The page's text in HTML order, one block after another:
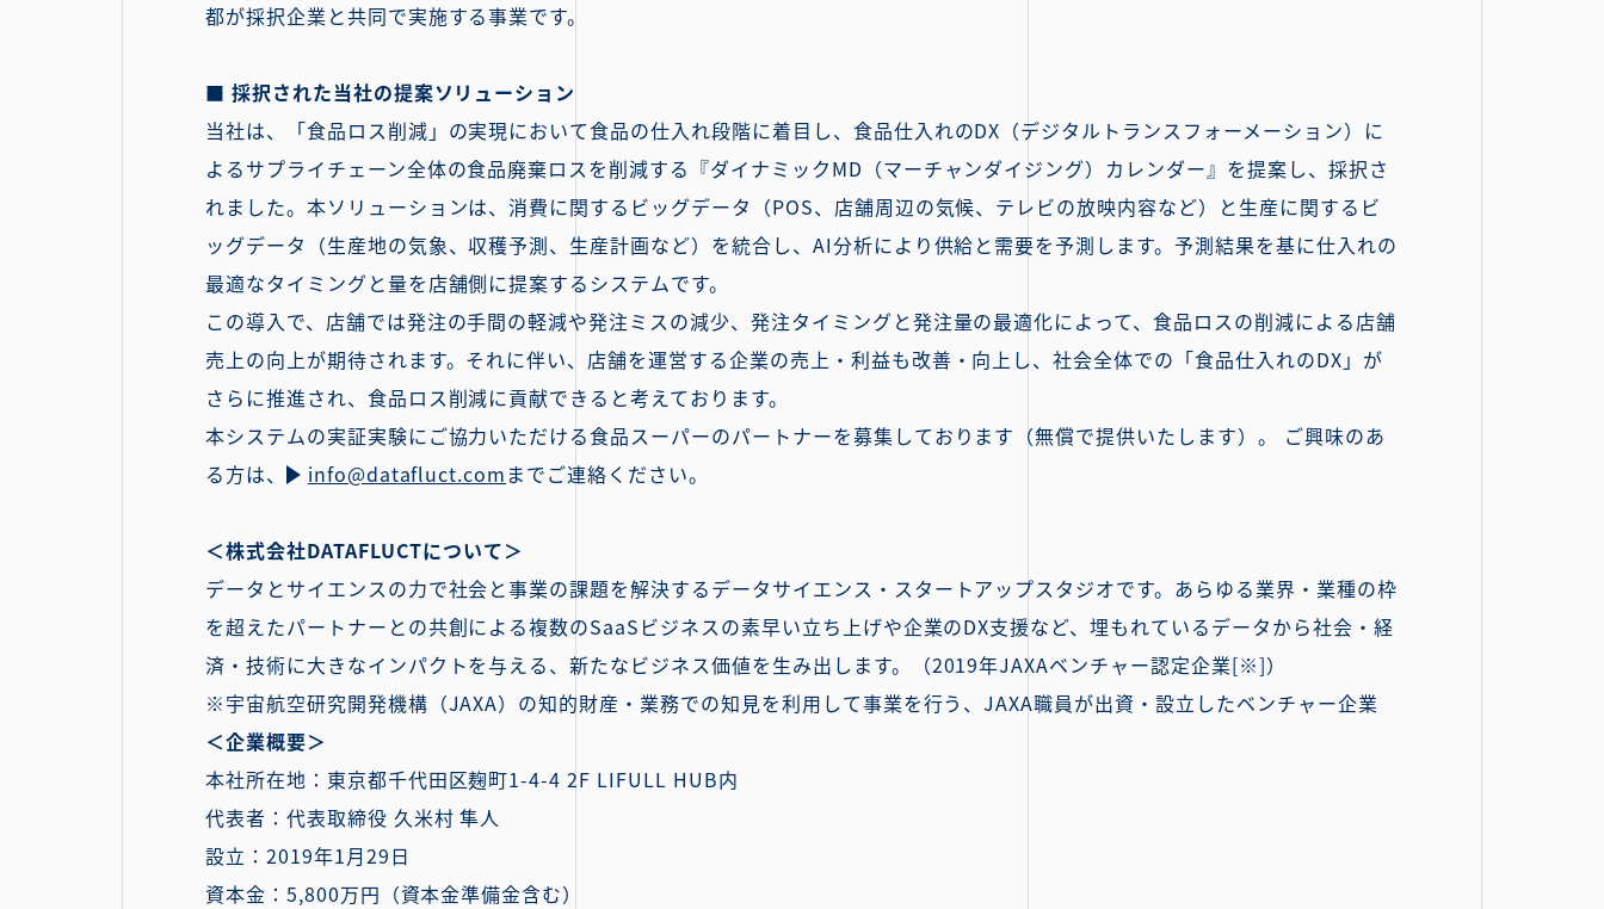
都が採択企業と共同で実施する事業です。
■ 採択された当社の提案ソリューション
当社は、「食品ロス削減」の実現において食品の仕入れ段階に着目し、食品仕入れのDX（デジタルトランスフォーメーション）に
よるサプライチェーン全体の食品廃棄ロスを削減する『ダイナミックMD（マーチャンダイジング）カレンダー』を提案し、採択さ
れました。本ソリューションは、消費に関するビッグデータ（POS、店舗周辺の気候、テレビの放映内容など）と生産に関するビ
ッグデータ（生産地の気象、収穫予測、生産計画など）を統合し、AI分析により供給と需要を予測します。予測結果を基に仕入れの
最適なタイミングと量を店舗側に提案するシステムです。
この導入で、店舗では発注の手間の軽減や発注ミスの減少、発注タイミングと発注量の最適化によって、食品ロスの削減による店舗
売上の向上が期待されます。それに伴い、店舗を運営する企業の売上・利益も改善・向上し、社会全体での「食品仕入れのDX」が
さらに推進され、食品ロス削減に貢献できると考えております。
本システムの実証実験にご協力いただける食品スーパーのパートナーを募集しております（無償で提供いたします）。 ご興味のあ
る方は、
info@datafluct.com までご連絡ください。
＜株式会社DATAFLUCTについて＞
データとサイエンスの⼒で社会と事業の課題を解決するデータサイエンス・スタートアップスタジオです。あらゆる業界・業種の枠
を超えたパートナーとの共創による複数のSaaSビジネスの素早い立ち上げや企業のDX支援など、埋もれているデータから社会・経
済・技術に⼤きなインパクトを与える、新たなビジネス価値を⽣み出します。（2019年JAXAベンチャー認定企業[※]）
※宇宙航空研究開発機構（JAXA）の知的財産・業務での知見を利用して事業を行う、JAXA職員が出資・設立したベンチャー企業
＜企業概要＞
本社所在地：東京都千代田区麹町1-4-4 2F LIFULL HUB内
代表者：代表取締役 久米村 隼人
設立：2019年1月29日
資本金：5,800万円（資本金準備金含む）